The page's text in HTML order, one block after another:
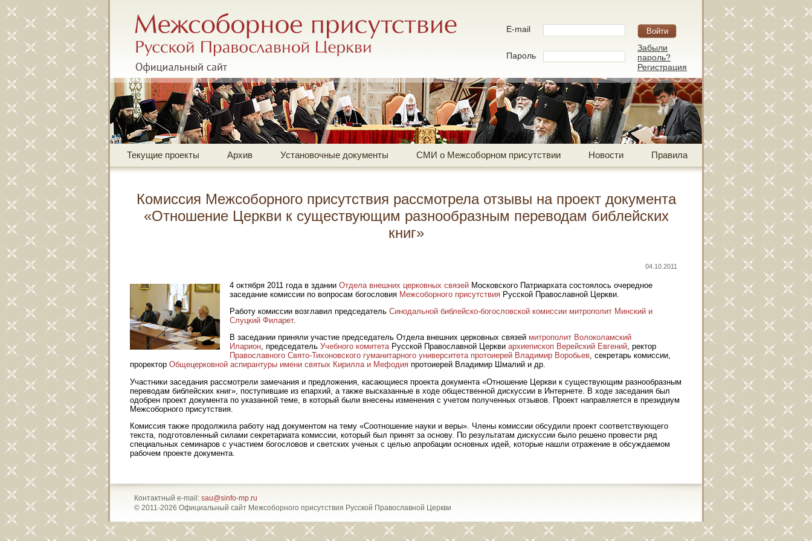
Межсоборное присутствие Русской Православной Церкви
Официальный сайт
E-mail
Забыли
пароль?
Регистрация
Пароль
Текущие проекты Архив Установочные документы СМИ о Межсоборном присутствии Новости Правила
Комиссия Межсоборного присутствия рассмотрела отзывы на проект документа
«Отношение Церкви к существующим разнообразным переводам библейских
книг»
04.10.2011
4 октября 2011 года в здании Отдела внешних церковных связей Московского Патриархата состоялось очередное
заседание комиссии по вопросам богословия Межсоборного присутствия Русской Православной Церкви.
Работу комиссии возглавил председатель Синодальной библейско-богословской комиссии митрополит Минский и
Слуцкий Филарет.
В заседании приняли участие председатель Отдела внешних церковных связей митрополит Волоколамский
Иларион, председатель Учебного комитетаРусской Православной Церкви архиепископ Верейский Евгений, ректор
Православного Свято-Тихоновского гуманитарного университета протоиерей Владимир Воробьев, секретарь комиссии,
проректор Общецерковной аспирантуры имени святых Кирилла и Мефодия протоиерей Владимир Шмалий и др.
Участники заседания рассмотрели замечания и предложения, касающиеся проекта документа «Отношение Церкви к существующим разнообразным
переводам библейских книг», поступившие из епархий, а также высказанные в ходе общественной дискуссии в Интернете. В ходе заседания был
одобрен проект документа по указанной теме, в который были внесены изменения с учетом полученных отзывов. Проект направляется в президиум
Межсоборного присутствия.
Комиссия также продолжила работу над документом на тему «Соотношение науки и веры». Члены комиссии обсудили проект соответствующего
текста, подготовленный силами секретариата комиссии, который был принят за основу. По результатам дискуссии было решено провести ряд
специальных семинаров с участием богословов и светских ученых с целью апробации основных идей, которые нашли отражение в обсуждаемом
рабочем проекте документа.
Контактный e-mail: sau@sinfo-mp.ru
© 2011-2026 Официальный сайт Межсоборного присутствия Русской Православной Церкви